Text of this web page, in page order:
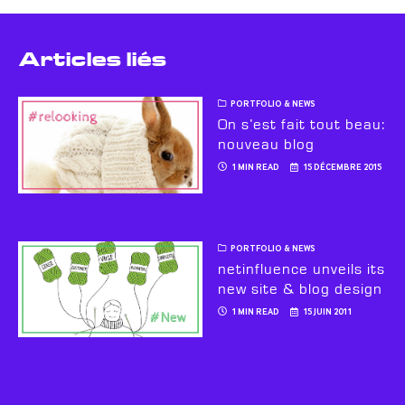
Articles liés
PORTFOLIO & NEWS
On s’est fait tout beau:
nouveau blog
1 MIN READ 15 DÉCEMBRE 2015
PORTFOLIO & NEWS
netinfluence unveils its
new site & blog design
1 MIN READ 15 JUIN 2011